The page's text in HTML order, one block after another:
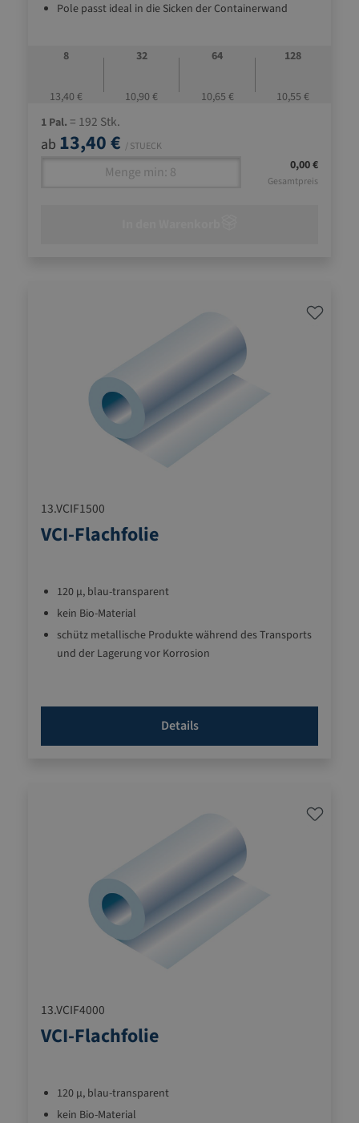
Pole passt ideal in die Sicken der Containerwand
hohen Containern auch ohne Leiter
Höchste Effizienz und Auslaufschutz durch spezielle
Diffusionsdichte Folie auf der Trockenmittel-Decke
ermöglicht einen direkten Kontakt mit Ihren
Produkten
8
13,40 €
32
10,90 €
64
10,65 €
128
10,55 €
1 Pal. = 192 Stk.
ab 13,40 € / STUECK
0,00 €
Gesamtpreis
13.VCIF1500
VCI-Flachfolie
120 µ, blau-transparent
kein Bio-Material
schütz metallische Produkte während des Transports
und der Lagerung vor Korrosion
Details
13.VCIF4000
VCI-Flachfolie
120 µ, blau-transparent
kein Bio-Material